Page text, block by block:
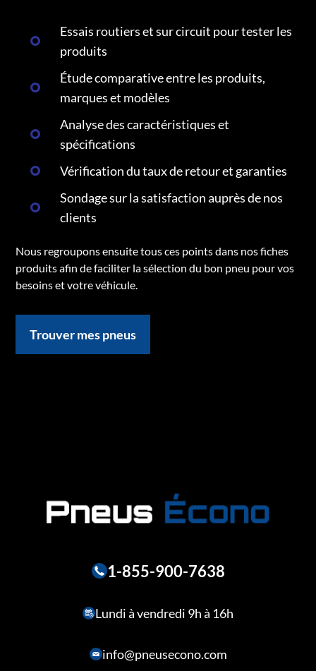
Essais routiers et sur circuit pour tester les
produits
Étude comparative entre les produits,
marques et modèles
Analyse des caractéristiques et
spécifications
Vérification du taux de retour et garanties
Sondage sur la satisfaction auprès de nos
clients
Nous regroupons ensuite tous ces points dans nos fiches
produits afin de faciliter la sélection du bon pneu pour vos
besoins et votre véhicule.
Trouver mes pneus
1-855-900-7638
Lundi à vendredi 9h à 16h
info@pneusecono.com